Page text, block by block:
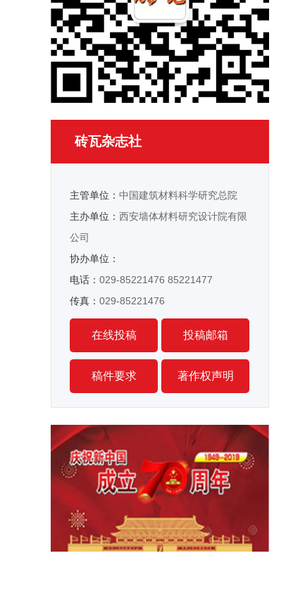
砖瓦杂志社
主管单位： 中国建筑材料科学研究总院
主办单位： 西安墙体材料研究设计院有限
公司
协办单位：
电话： 029-85221476 85221477
传真： 029-85221476
在线投稿 投稿邮箱
稿件要求 著作权声明